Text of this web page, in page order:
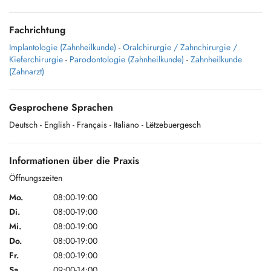
Fachrichtung
Implantologie (Zahnheilkunde) - Oralchirurgie / Zahnchirurgie /
Kieferchirurgie - Parodontologie (Zahnheilkunde) - Zahnheilkunde
(Zahnarzt)
Gesprochene Sprachen
Deutsch - English - Français - Italiano - Lëtzebuergesch
Informationen über die Praxis
Öffnungszeiten
Mo.
08:00-19:00
Di.
08:00-19:00
Mi.
08:00-19:00
Do.
08:00-19:00
Fr.
08:00-19:00